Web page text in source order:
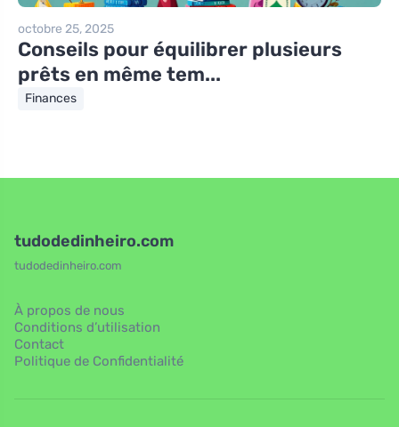
octobre 25, 2025
Conseils pour équilibrer plusieurs
prêts en même tem...
Finances
tudodedinheiro.com
tudodedinheiro.com
À propos de nous
Conditions d’utilisation
Contact
Politique de Confidentialité